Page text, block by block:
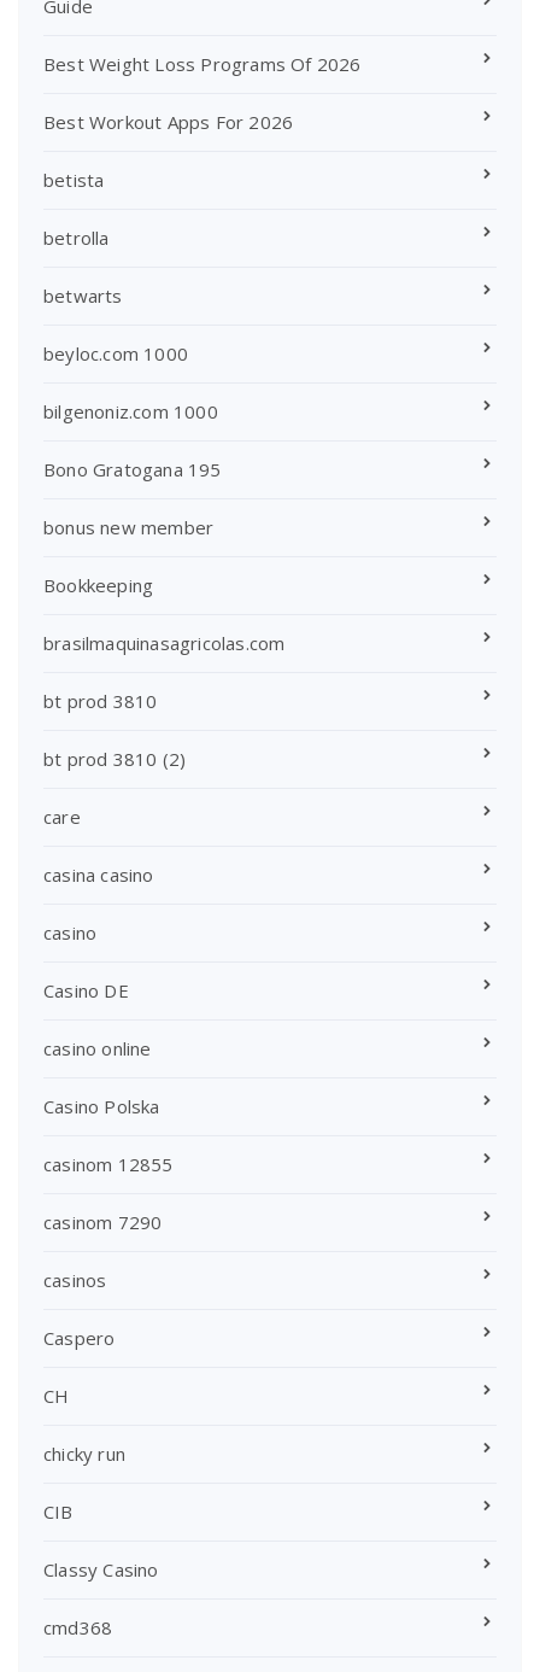
Guide
Best Weight Loss Programs Of 2026
Best Workout Apps For 2026
betista
betrolla
betwarts
beyloc.com 1000
bilgenoniz.com 1000
Bono Gratogana 195
bonus new member
Bookkeeping
brasilmaquinasagricolas.com
bt prod 3810
bt prod 3810 (2)
care
casina casino
casino
Casino DE
casino online
Casino Polska
casinom 12855
casinom 7290
casinos
Caspero
CH
chicky run
CIB
Classy Casino
cmd368